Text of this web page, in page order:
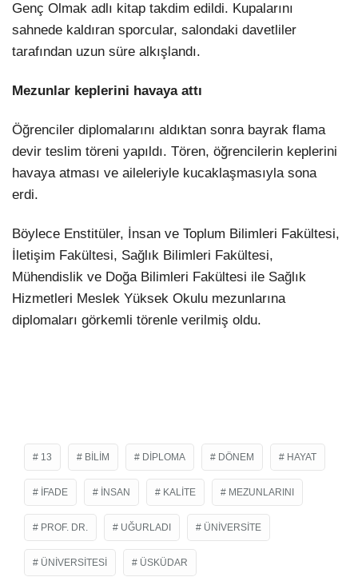
Genç Olmak adlı kitap takdim edildi. Kupalarını
sahnede kaldıran sporcular, salondaki davetliler
tarafından uzun süre alkışlandı.
Mezunlar keplerini havaya attı
Öğrenciler diplomalarını aldıktan sonra bayrak flama
devir teslim töreni yapıldı. Tören, öğrencilerin keplerini
havaya atması ve aileleriyle kucaklaşmasıyla sona
erdi.
Böylece Enstitüler, İnsan ve Toplum Bilimleri Fakültesi,
İletişim Fakültesi, Sağlık Bilimleri Fakültesi,
Mühendislik ve Doğa Bilimleri Fakültesi ile Sağlık
Hizmetleri Meslek Yüksek Okulu mezunlarına
diplomaları görkemli törenle verilmiş oldu.
13 BILIM DIPLOMA DÖNEM HAYAT
IFADE INSAN KALITE MEZUNLARINI
PROF. DR. UĞURLADI ÜNIVERSITE
ÜNIVERSITESI ÜSKÜDAR